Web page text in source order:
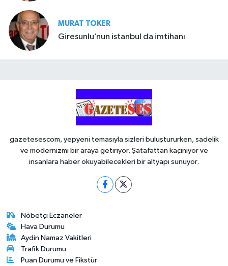
MURAT TOKER
Giresunlu’nun istanbul da imtihanı
gazetesescom, yepyeni temasıyla sizleri buluştururken, sadelik
ve modernizmi bir araya getiriyor. Şatafattan kaçınıyor ve
insanlara haber okuyabilecekleri bir altyapı sunuyor.
Nöbetçi Eczaneler
Hava Durumu
Aydin Namaz Vakitleri
Trafik Durumu
Puan Durumu ve Fikstür